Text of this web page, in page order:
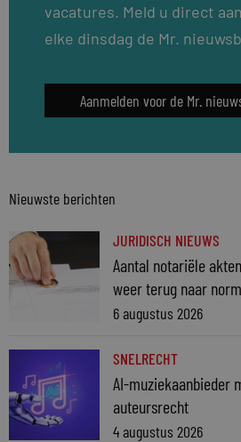
vacatures. Meld u direct
elke dinsdag de Mr.
Aanmelden voor de Mr.
Nieuwste berichten
JURIDISCH NIEUWS
Aantal notariële
weer terug naar
6 augustus 2026
SNELRECHT
AI-muziekaanbieder
auteursrecht
4 augustus 2026